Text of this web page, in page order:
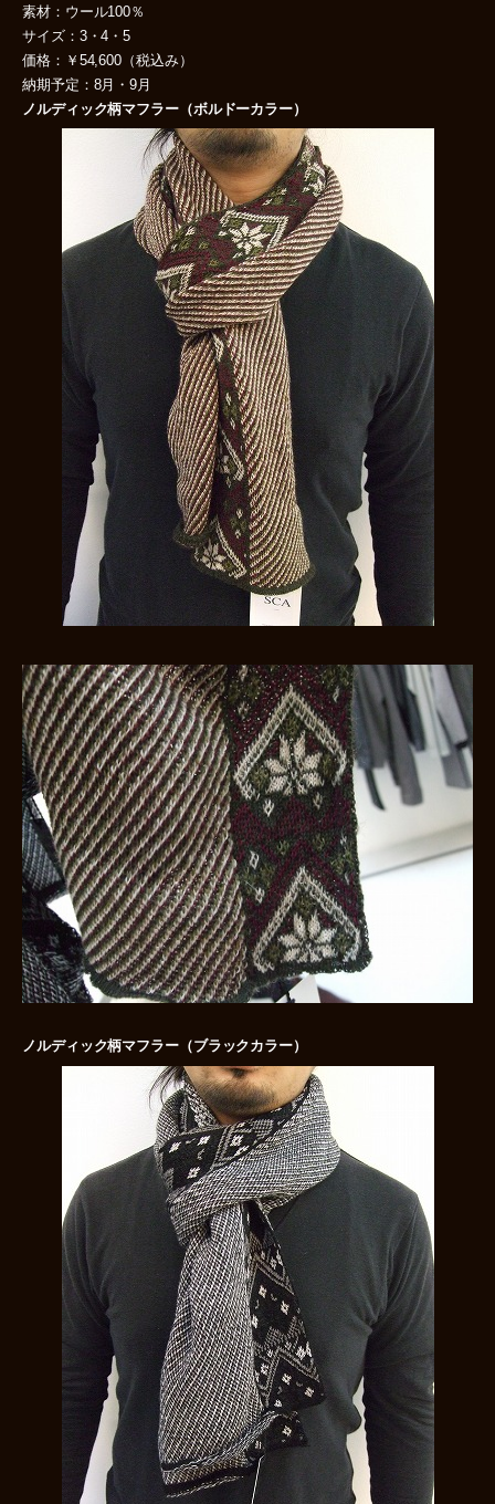
素材：ウール100％
サイズ：3・4・5
価格：￥54,600（税込み）
納期予定：8月・9月
ノルディック柄マフラー（ボルドーカラー）
ノルディック柄マフラー（ブラックカラー）